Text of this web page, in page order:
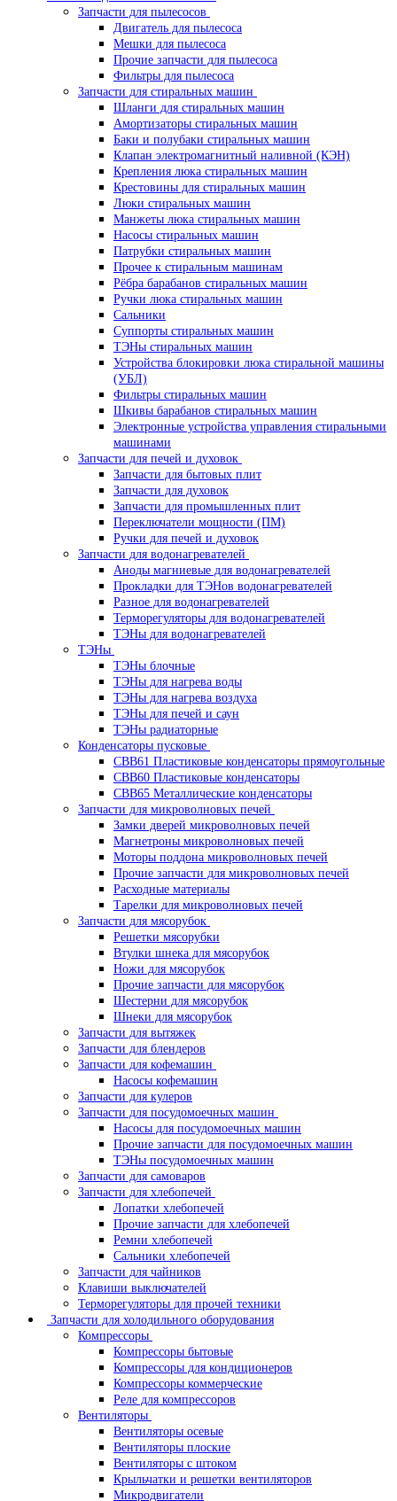
Запчасти для пылесосов
Двигатель для пылесоса
Мешки для пылесоса
Прочие запчасти для пылесоса
Фильтры для пылесоса
Запчасти для стиральных машин
Шланги для стиральных машин
Амортизаторы стиральных машин
Баки и полубаки стиральных машин
Клапан электромагнитный наливной (КЭН)
Крепления люка стиральных машин
Крестовины для стиральных машин
Люки стиральных машин
Манжеты люка стиральных машин
Насосы стиральных машин
Патрубки стиральных машин
Прочее к стиральным машинам
Рёбра барабанов стиральных машин
Ручки люка стиральных машин
Сальники
Суппорты стиральных машин
ТЭНы стиральных машин
Устройства блокировки люка стиральной машины
(УБЛ)
Фильтры стиральных машин
Шкивы барабанов стиральных машин
Электронные устройства управления стиральными
машинами
Запчасти для печей и духовок
Запчасти для бытовых плит
Запчасти для духовок
Запчасти для промышленных плит
Переключатели мощности (ПМ)
Ручки для печей и духовок
Запчасти для водонагревателей
Аноды магниевые для водонагревателей
Прокладки для ТЭНов водонагревателей
Разное для водонагревателей
Терморегуляторы для водонагревателей
ТЭНы для водонагревателей
ТЭНы
ТЭНы блочные
ТЭНы для нагрева воды
ТЭНы для нагрева воздуха
ТЭНы для печей и саун
ТЭНы радиаторные
Конденсаторы пусковые
CBB61 Пластиковые конденсаторы прямоугольные
CBB60 Пластиковые конденсаторы
CBB65 Металлические конденсаторы
Запчасти для микроволновых печей
Замки дверей микроволновых печей
Магнетроны микроволновых печей
Моторы поддона микроволновых печей
Прочие запчасти для микроволновых печей
Расходные материалы
Тарелки для микроволновых печей
Запчасти для мясорубок
Решетки мясорубки
Втулки шнека для мясорубок
Ножи для мясорубок
Прочие запчасти для мясорубок
Шестерни для мясорубок
Шнеки для мясорубок
Запчасти для вытяжек
Запчасти для блендеров
Запчасти для кофемашин
Насосы кофемашин
Запчасти для кулеров
Запчасти для посудомоечных машин
Насосы для посудомоечных машин
Прочие запчасти для посудомоечных машин
ТЭНы посудомоечных машин
Запчасти для самоваров
Запчасти для хлебопечей
Лопатки хлебопечей
Прочие запчасти для хлебопечей
Ремни хлебопечей
Сальники хлебопечей
Запчасти для чайников
Клавиши выключателей
Терморегуляторы для прочей техники
Запчасти для холодильного оборудования
Компрессоры
Компрессоры бытовые
Компрессоры для кондиционеров
Компрессоры коммерческие
Реле для компрессоров
Вентиляторы
Вентиляторы осевые
Вентиляторы плоские
Вентиляторы с штоком
Крыльчатки и решетки вентиляторов
Микродвигатели